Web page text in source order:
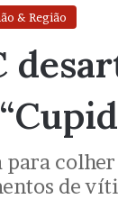
& Região
para
de